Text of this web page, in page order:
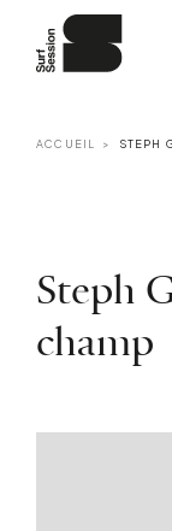
ACCUEIL STEPH
Steph
champ